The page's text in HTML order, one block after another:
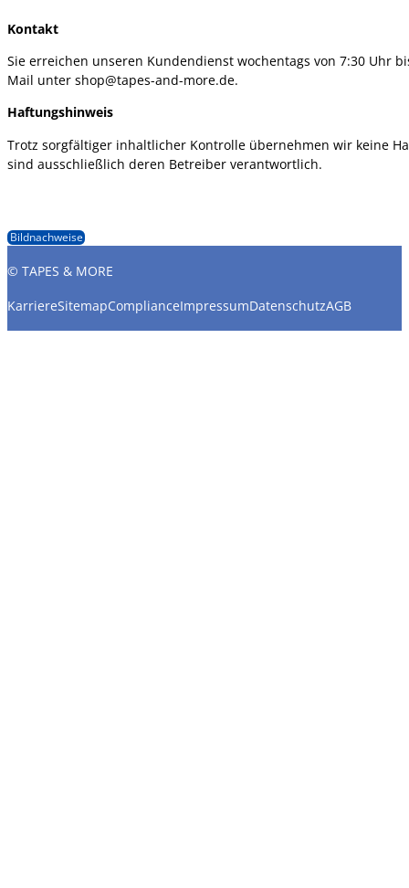
Kontakt
Sie erreichen unseren Kundendienst wochentags von 7:30 Uhr
Mail unter shop@tapes-and-more.de.
Haftungshinweis
Trotz sorgfältiger inhaltlicher Kontrolle übernehmen wir keine
sind ausschließlich deren Betreiber verantwortlich.
Bildnachweise
© TAPES & MORE
KarriereSitemapComplianceImpressumDatenschutzAGB